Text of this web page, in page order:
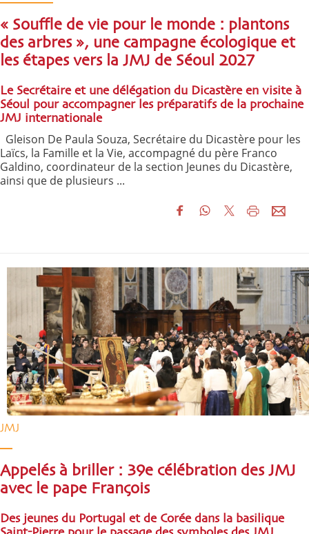
« Souffle de vie pour le monde : plantons
des arbres », une campagne écologique et
les étapes vers la JMJ de Séoul 2027
Le Secrétaire et une délégation du Dicastère en visite à
Séoul pour accompagner les préparatifs de la prochaine
JMJ internationale
Gleison De Paula Souza, Secrétaire du Dicastère pour les
Laïcs, la Famille et la Vie, accompagné du père Franco
Galdino, coordinateur de la section Jeunes du Dicastère,
ainsi que de plusieurs ...
JMJ
Appelés à briller : 39e célébration des JMJ
avec le pape François
Des jeunes du Portugal et de Corée dans la basilique